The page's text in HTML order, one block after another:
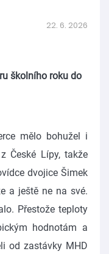
22. 6. 2026
školního roku do
mělo bohužel i
České Lípy, takže
dvojice Šimek
a ještě ne na své.
Přestože teploty
hodnotám a
od zastávky MHD